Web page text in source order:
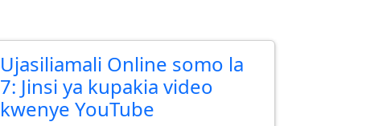
Ujasiliamali Online somo la
7: Jinsi ya kupakia video
kwenye YouTube